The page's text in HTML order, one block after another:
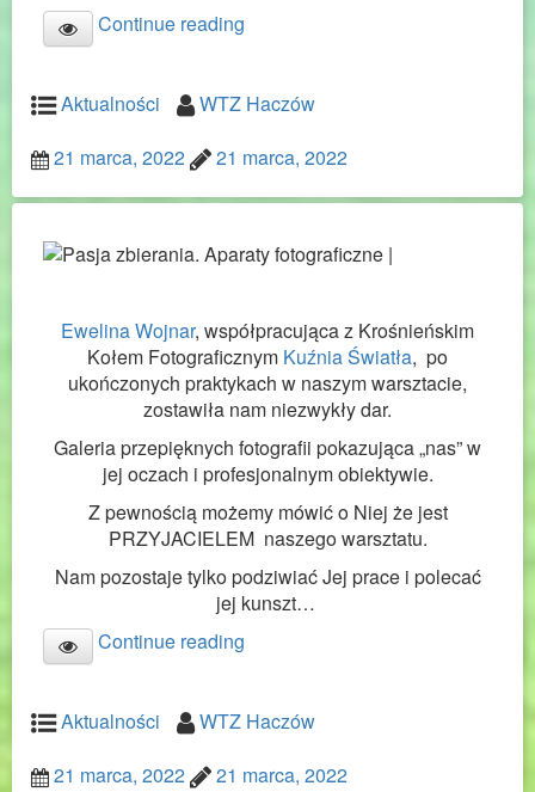
Continue reading
Aktualności
WTZ Haczów
21 marca, 2022
21 marca, 2022
Ewelina Wojnar, współpracująca z Krośnieńskim
Kołem Fotograficznym Kuźnia Światła, po
ukończonych praktykach w naszym warsztacie,
zostawiła nam niezwykły dar.
Galeria przepięknych fotografii pokazująca „nas” w
jej oczach i profesjonalnym obiektywie.
Z pewnością możemy mówić o Niej że jest
PRZYJACIELEM naszego warsztatu.
Nam pozostaje tylko podziwiać Jej prace i polecać
jej kunszt…
Continue reading
Aktualności
WTZ Haczów
21 marca, 2022
21 marca, 2022